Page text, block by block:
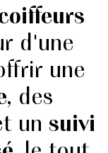
d'une
une
, des
un suivi